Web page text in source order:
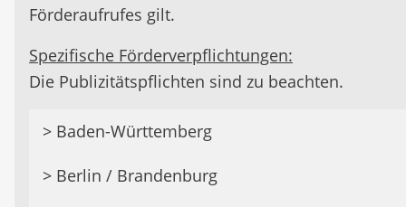
Förderaufrufes gilt.
Spezifische Förderverpflichtungen:
Die Publizitätspflichten sind zu beachten.
Förderfähig sind:
Fachplanungen des Umwelt- und
> Baden-Württemberg
Spezifische Fördervoraussetzungen:
> Berlin / Brandenburg